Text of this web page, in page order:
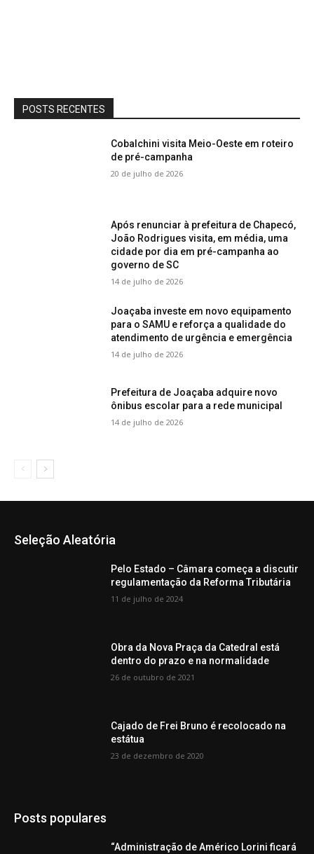
POSTS RECENTES
Cobalchini visita Meio-Oeste em roteiro
de pré-campanha
20 de julho de 2026
Após renunciar à prefeitura de Chapecó,
João Rodrigues visita, em média, uma
cidade por dia em pré-campanha ao
governo de SC
14 de julho de 2026
Joaçaba investe em novo equipamento
para o SAMU e reforça a qualidade do
atendimento de urgência e emergência
14 de julho de 2026
Prefeitura de Joaçaba adquire novo
ônibus escolar para a rede municipal
14 de julho de 2026
Seleção Aleatória
Pelo Estado – Câmara começa a discutir
regulamentação da Reforma Tributária
11 de julho de 2024
Obra da Nova Praça da Catedral está
dentro do prazo e na normalidade
26 de outubro de 2021
Cajado de Frei Bruno é recolocado na
estátua
23 de dezembro de 2020
Posts populares
“Administração de Américo Lorini ficará